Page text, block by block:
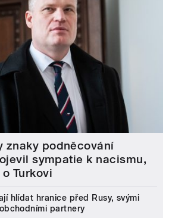
znaky podněcování
sympatie k nacismu,
Turkovi
hlídat hranice před Rusy, svými
partnery